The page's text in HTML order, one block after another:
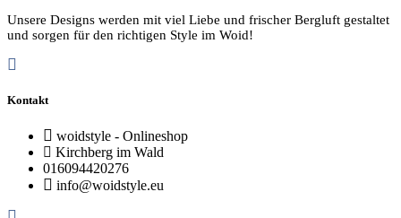
Unsere Designs werden mit viel Liebe und frischer Bergluft gestaltet
und sorgen für den richtigen Style im Woid!
Kontakt
woidstyle - Onlineshop
Kirchberg im Wald
016094420276
info@woidstyle.eu